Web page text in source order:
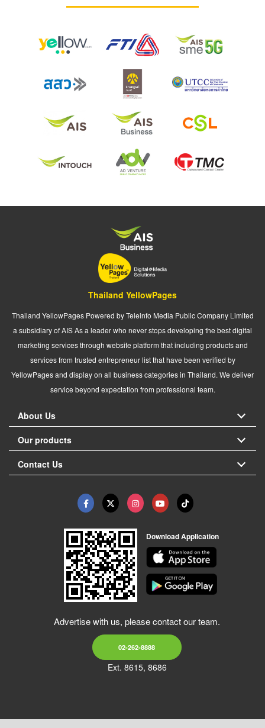
Thailand YellowPages
Thailand YellowPages Powered by Teleinfo Media Public Company Limited
a subsidiary of AIS As a leader who never stops developing the best digital
marketing services through website platform that including products and
services from trusted entrepreneur list that have been verified by
YellowPages and display on all business categories in Thailand. We deliver
service beyond expectation from professional team.
About Us
Our products
Contact Us
Download Application
Advertise with us, please contact our team.
02-262-8888
Ext. 8615, 8686